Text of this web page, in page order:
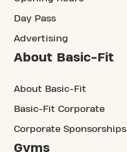
Day Pass
Advertising
About Basic-Fit
About Basic-Fit
Basic-Fit Corporate
Corporate Sponsorships
Gyms